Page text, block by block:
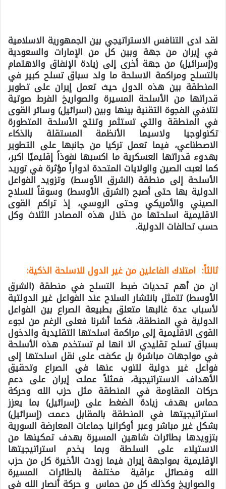
لقد ادى التنافس الاستراتيجي بين الجمهورية الاسلامية
في إيران من جهة وبين كل من الإمارات والسعودية
و(إسرائيل) من جهة أخرى إلى زيادة الإنفاق والاهتمام
بالتسلح ومراكمة الاسلحة ما ولد سباق تسلح كبير في
المنطقة بين هذه الدول حيث تعمل إيران على تطوير
قدراتها من الأسلحة المسيرة والصواريخ الفرط صوتية
لتلافي الفجوة التقنية بينها وبين (اسرائيل) وسائر القوى
في المنطقة والتي تستثمر وتنتج الأسلحة المتطورة
تكنولوجيا ولاسيما الأنظمة المستقلة بالذكاء
الاصطناعي، فيما تعمل تركيا من جانبها على التطوير
بهدوء قدراتها العسكرية ما اكسبها نفوذاً إقليميًا اكبر،
كما لعبت الصين والولايات المتحدة ادواراً مؤثرة في توريد
الأسلحة إلى منطقة (الشرق الأوسط) وتزويد الفواعل
الدولية بها حتى أصبح (الشرق الأوسط) وسوقاً للسلاح
الصيني والأمريكي وحتى الروسي، إذ تراكم القوى
الاقليمية اسلحتها من خلال هذه المصادر الثلاث وكل
حسب تحالفات الدولية.
ثالثاً: امتلاك الفاعلين من غير الدول للاسلحة الذكية:
ان من أهم تحديات ضبط التسلح في منطقة (الشرق
الأوسط) تتمثل بانتشار السلاح عند الفواعل غير الدولتية
لأسباب عدة غالبها متعلق بطبيعة الصراع بين الفواعل
الدولية في المنطقة، فكما أشرنا فعلى الرغم من لجوء
القوى الاقليمية إلى مراكمة اسلحتها التقليدية والدخول
بسباق تسلح تقليدي الا انها لم تستخدم هذه الأسلحة
في مواجهات مباشرة بل عكفت على نقل اسلحتها إلى
فواعل غير دولية لتنوب عنها في الصراع وتحقيق
الأهداف الاستراتيجية، فمثلاً عملت إيران على دعم
حركات المقاومة في المنطقة مثل حزب الله وحركة
حماس بهدف زيادة الضغط على (إسرائيل) بما يعزز
استراتيجيتها في المنطقة بالمقابل دعمت (إسرائيل)
بشكل غير مباشر وعبر أوكرانيا جماعات المعارضة السورية
بتزويدها بطائرات شاهين المسيرة بهدف تمكينها من
الاستيلاء على السلطة وبما يخدم استراتيجيتها
الإقليمية بمواجهة إيران فيما زودت الأخيرة كل من حزب
الله وفصائل عراقية مختلفة بالطائرات المسيرة
والصواريخ وكذلك كل من حماس و حركة أنصار الله في